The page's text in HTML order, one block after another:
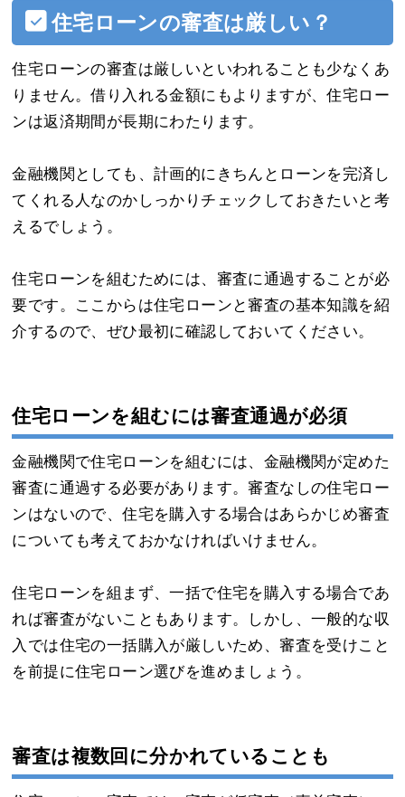
住宅ローンの審査は厳しい？
住宅ローンの審査は厳しいといわれることも少なくあ
りません。借り入れる金額にもよりますが、住宅ロー
ンは返済期間が長期にわたります。
金融機関としても、計画的にきちんとローンを完済し
てくれる人なのかしっかりチェックしておきたいと考
えるでしょう。
住宅ローンを組むためには、審査に通過することが必
要です。ここからは住宅ローンと審査の基本知識を紹
介するので、ぜひ最初に確認しておいてください。
住宅ローンを組むには審査通過が必須
金融機関で住宅ローンを組むには、金融機関が定めた
審査に通過する必要があります。審査なしの住宅ロー
ンはないので、住宅を購入する場合はあらかじめ審査
についても考えておかなければいけません。
住宅ローンを組まず、一括で住宅を購入する場合であ
れば審査がないこともあります。しかし、一般的な収
入では住宅の一括購入が厳しいため、審査を受けこと
を前提に住宅ローン選びを進めましょう。
審査は複数回に分かれていることも